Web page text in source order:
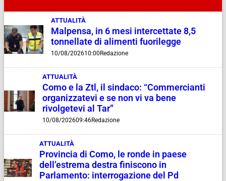
ATTUALITÀ
Malpensa, in 6 mesi intercettate 8,5
tonnellate di alimenti fuorilegge
10/08/202610:00 Redazione
ATTUALITÀ
Como e la Ztl, il sindaco: “Commercianti
organizzatevi e se non vi va bene
rivolgetevi al Tar”
10/08/202609:46Redazione
ATTUALITÀ
Provincia di Como, le ronde in paese
dell’estrema destra finiscono in
Parlamento: interrogazione del Pd